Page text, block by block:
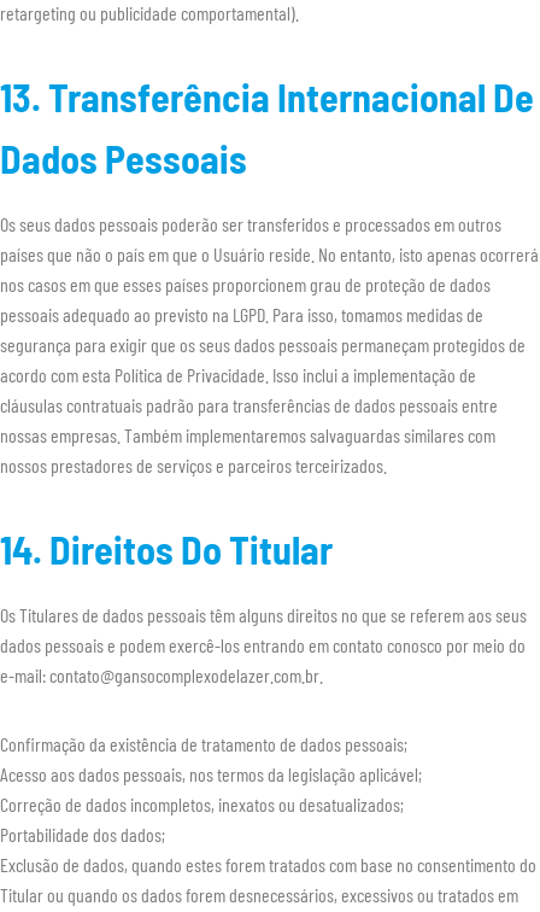
retargeting ou publicidade comportamental).
13. Transferência Internacional De
Dados Pessoais
Os seus dados pessoais poderão ser transferidos e processados em outros
países que não o país em que o Usuário reside. No entanto, isto apenas ocorrerá
nos casos em que esses países proporcionem grau de proteção de dados
pessoais adequado ao previsto na LGPD. Para isso, tomamos medidas de
segurança para exigir que os seus dados pessoais permaneçam protegidos de
acordo com esta Política de Privacidade. Isso inclui a implementação de
cláusulas contratuais padrão para transferências de dados pessoais entre
nossas empresas. Também implementaremos salvaguardas similares com
nossos prestadores de serviços e parceiros terceirizados.
14. Direitos Do Titular
Os Titulares de dados pessoais têm alguns direitos no que se referem aos seus
dados pessoais e podem exercê-los entrando em contato conosco por meio do
e-mail: contato@gansocomplexodelazer.com.br.
Confirmação da existência de tratamento de dados pessoais;
Acesso aos dados pessoais, nos termos da legislação aplicável;
Correção de dados incompletos, inexatos ou desatualizados;
Portabilidade dos dados;
Exclusão de dados, quando estes forem tratados com base no consentimento do
Titular ou quando os dados forem desnecessários, excessivos ou tratados em